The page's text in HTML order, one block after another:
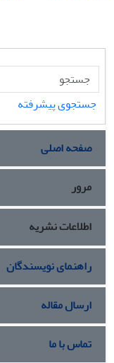
جستجوی پیشرفته
صفحه اصلی
مرور
اطلاعات نشریه
راهنمای نویسندگان
ارسال مقاله
تماس با ما